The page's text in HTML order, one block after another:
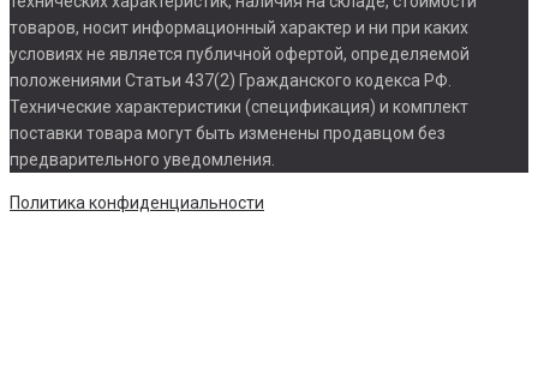
товаров, носит информационный характер и ни при каких
условиях не является публичной офертой, определяемой
положениями Статьи 437(2) Гражданского кодекса РФ.
Технические характеристики (спецификация) и комплект
поставки товара могут быть изменены продавцом без
предварительного уведомления.
Политика конфиденциальности